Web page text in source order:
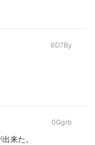
6D7By
0Ggrb
来た。